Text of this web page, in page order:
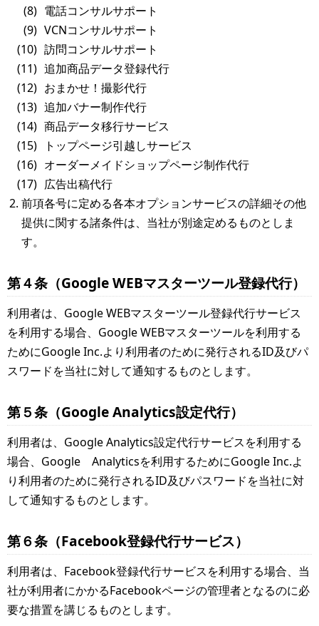
電話コンサルサポート
VCNコンサルサポート
訪問コンサルサポート
追加商品データ登録代行
おまかせ！撮影代行
追加バナー制作代行
商品データ移行サービス
トップページ引越しサービス
オーダーメイドショップページ制作代行
広告出稿代行
前項各号に定める各本オプションサービスの詳細その他
提供に関する諸条件は、当社が別途定めるものとしま
す。
第４条（Google WEBマスターツール登録代行）
利用者は、Google WEBマスターツール登録代行サービス
を利用する場合、Google WEBマスターツールを利用する
ためにGoogle Inc.より利用者のために発行されるID及びパ
スワードを当社に対して通知するものとします。
第５条（Google Analytics設定代行）
利用者は、Google Analytics設定代行サービスを利用する
場合、Google Analyticsを利用するためにGoogle Inc.よ
り利用者のために発行されるID及びパスワードを当社に対
して通知するものとします。
第６条（Facebook登録代行サービス）
利用者は、Facebook登録代行サービスを利用する場合、当
社が利用者にかかるFacebookページの管理者となるのに必
要な措置を講じるものとします。